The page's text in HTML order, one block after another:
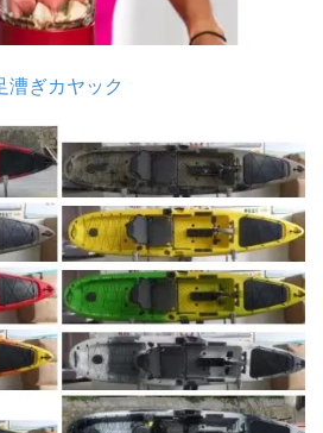
漕ぎカヤック